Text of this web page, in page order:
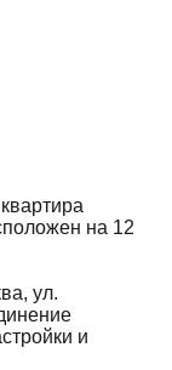
на 12
ул.
и